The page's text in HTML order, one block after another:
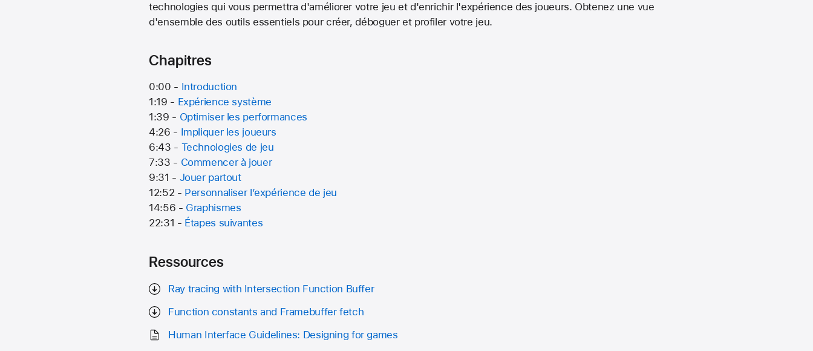
technologies qui vous permettra d'améliorer votre jeu et d'enrichir l'expérience des joueurs. Obtenez une vue
d'ensemble des outils essentiels pour créer, déboguer et profiler votre jeu.
Chapitres
0:00 - Introduction
1:19 - Expérience système
1:39 - Optimiser les performances
4:26 - Impliquer les joueurs
6:43 - Technologies de jeu
7:33 - Commencer à jouer
9:31 - Jouer partout
12:52 - Personnaliser l’expérience de jeu
14:56 - Graphismes
22:31 - Étapes suivantes
Ressources
Ray tracing with Intersection Function Buffer
Function constants and Framebuffer fetch
Human Interface Guidelines: Designing for games